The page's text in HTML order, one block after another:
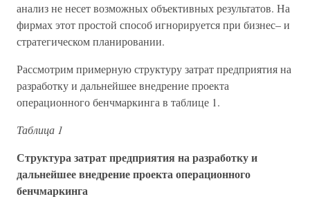
анализ не несет возможных объективных результатов. На
фирмах этот простой способ игнорируется при бизнес– и
стратегическом планировании.
Рассмотрим примерную структуру затрат предприятия на
разработку и дальнейшее внедрение проекта
операционного бенчмаркинга в таблице 1.
Таблица 1
Структура затрат предприятия на разработку и
дальнейшее внедрение проекта операционного
бенчмаркинга